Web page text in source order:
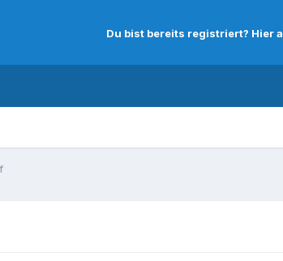
Du bist bereits registriert? Hier